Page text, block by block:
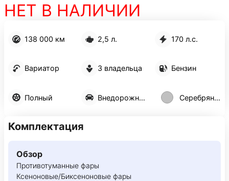
138 000 км 2,5 л. 170 л.с.
Вариатор 3 владельца Бензин
Полный Внедорожник 5 дв. Серебряный
НЕТ В НАЛИЧИИ
Комплектация
Обзор
Противотуманные фары
Ксеноновые/Биксеноновые фары